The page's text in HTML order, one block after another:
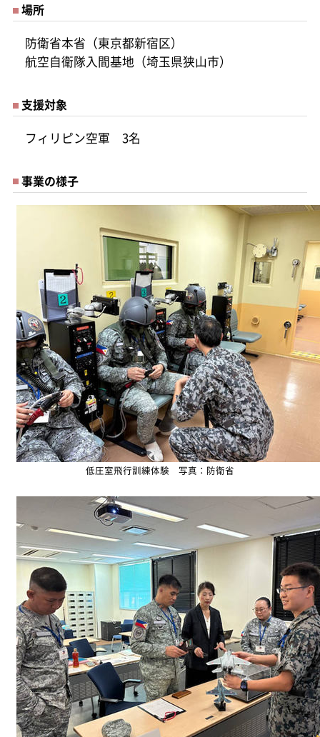
場所
防衛省本省（東京都新宿区）
航空自衛隊入間基地（埼玉県狭山市）
支援対象
フィリピン空軍 3名
事業の様子
低圧室飛行訓練体験 写真：防衛省